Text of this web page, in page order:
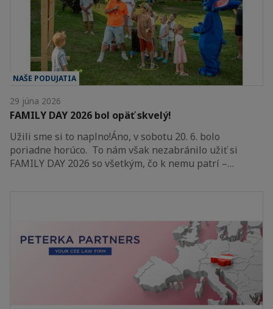
NAŠE PODUJATIA
29 júna 2026
FAMILY DAY 2026 bol opäť skvelý!
Užili sme si to naplno!Áno, v sobotu 20. 6. bolo
poriadne horúco. To nám však nezabránilo užiť si
FAMILY DAY 2026 so všetkým, čo k nemu patrí –…